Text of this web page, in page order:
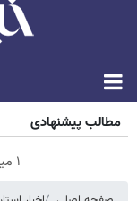
مطالب پیشنهادی
۱ میلیارد اعتبار خرید طلا | بدون ضامن و چک